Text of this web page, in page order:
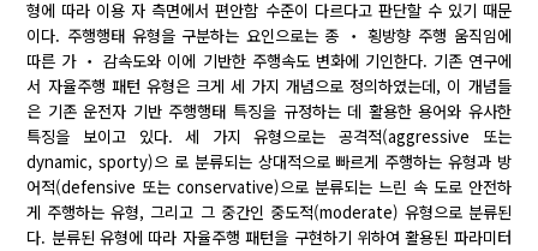
형에 따라 이용 자 측면에서 편안함 수준이 다르다고 판단할 수 있기 때문
이다. 주행행태 유형을 구분하는 요인으로는 종 ‧ 횡방향 주행 움직임에
따른 가 ‧ 감속도와 이에 기반한 주행속도 변화에 기인한다. 기존 연구에
서 자율주행 패턴 유형은 크게 세 가지 개념으로 정의하였는데, 이 개념들
은 기존 운전자 기반 주행행태 특징을 규정하는 데 활용한 용어와 유사한
특징을 보이고 있다. 세 가지 유형으로는 공격적(aggressive 또는
dynamic, sporty)으 로 분류되는 상대적으로 빠르게 주행하는 유형과 방
어적(defensive 또는 conservative)으로 분류되는 느린 속 도로 안전하
게 주행하는 유형, 그리고 그 중간인 중도적(moderate) 유형으로 분류된
다. 분류된 유형에 따라 자율주행 패턴을 구현하기 위하여 활용된 파라미터